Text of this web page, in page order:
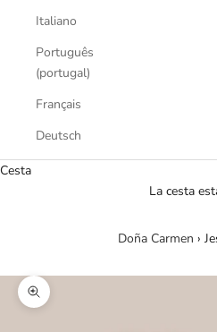
Italiano
Português
(portugal)
Français
Deutsch
Cesta
La cesta
Doña Carmen ›
Zoom